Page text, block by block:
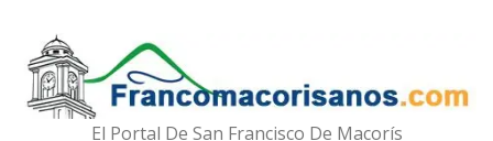
El Portal De San Francisco De Macorís